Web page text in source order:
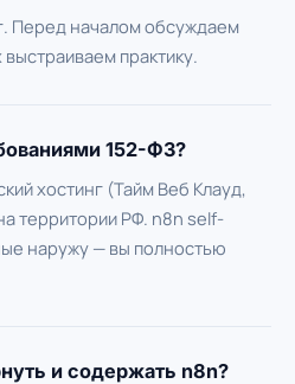
Перед началом обсуждаем
практику.
152-ФЗ?
хостинг (Тайм Веб Клауд,
территории РФ. n8n self-
наружу — вы полностью
и содержать n8n?